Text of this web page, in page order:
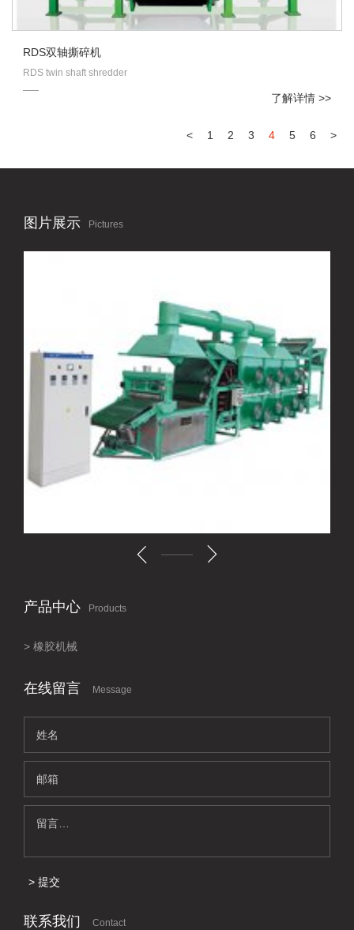
RDS双轴撕碎机
RDS twin shaft shredder
了解详情 >>
< 1 2 3 4 5 6 >
图片展示 Pictures
产品中心 Products
橡胶机械
在线留言 Message
提交
联系我们 Contact